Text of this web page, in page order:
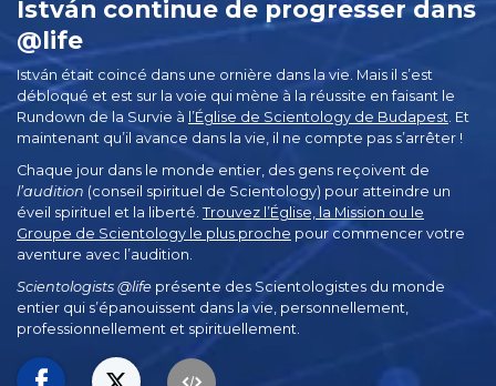
István continue de progresser dans
@life
István était coincé dans une ornière dans la vie. Mais il s’est
débloqué et est sur la voie qui mène à la réussite en faisant le
Rundown de la Survie à l’Église de Scientology de Budapest. Et
maintenant qu’il avance dans la vie, il ne compte pas s’arrêter !
Chaque jour dans le monde entier, des gens reçoivent de
l’audition (conseil spirituel de Scientology) pour atteindre un
éveil spirituel et la liberté. Trouvez l’Église, la Mission ou le
Groupe de Scientology le plus proche pour commencer votre
aventure avec l’audition.
Scientologists @life présente des Scientologistes du monde
entier qui s’épanouissent dans la vie, personnellement,
professionnellement et spirituellement.